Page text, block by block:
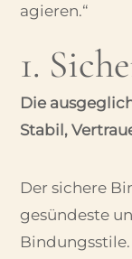
agieren.“
1.
Die
Stabil,
Der sichere
gesündeste